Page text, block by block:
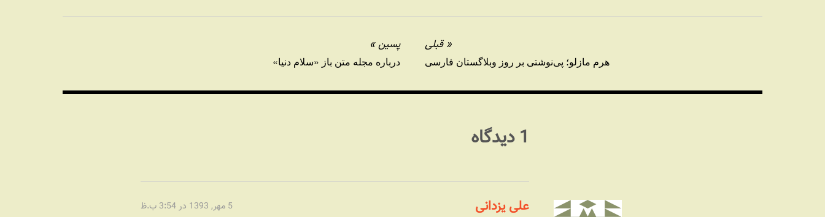
قبلی
هرم مازلو؛ پی‌نوشتی بر روز وبلاگستان فارسی
پسین
درباره مجله متن باز «سلام دنیا»
1 دیدگاه
علی یزدانی 5 مهر, 1393 در 3:54 ب.ظ